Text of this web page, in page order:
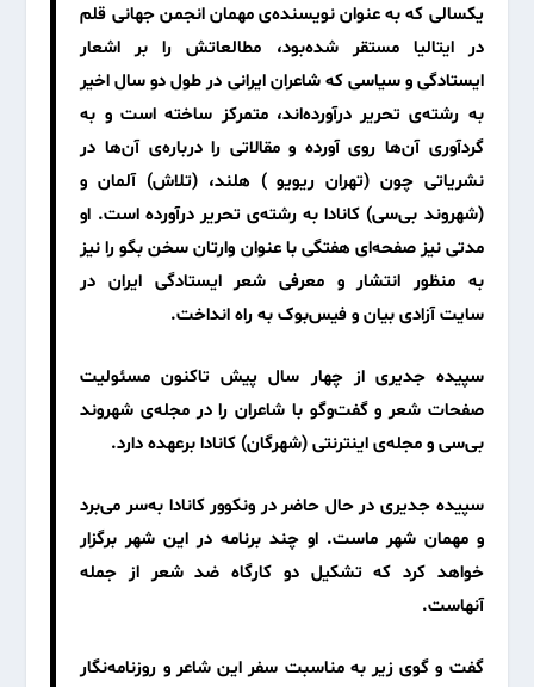
یکسالی که به عنوان نویسنده‌ی مهمان انجمن جهانی قلم
در ایتالیا مستقر شده‌بود، مطالعاتش را بر اشعار
ایستادگی و سیاسی‌ که شاعران ایرانی در طول دو سال اخیر
به رشته‌ی تحریر درآورده‌اند، متمرکز ساخته است و به
گردآوری آن‌ها روی آورده و مقالاتی را درباره‌ی آن‌ها در
نشریاتی چون (تهران ریویو) هلند، (تلاش) آلمان و
(شهروند بی‌سی) کانادا به رشته‌ی تحریر درآورده است. او
مدتی نیز صفحه‌ای هفتگی با عنوان وارتان سخن بگورا نیز
به منظور انتشار و معرفی شعر ایستادگی ایران در
سایتآزادی بیانوفیس‌بوکبه راه انداخت.
سپیده جدیری از چهار سال پیش تاکنون مسئولیت
صفحات شعر و گفت‌وگو با شاعران را در مجله‌ی شهروند
بی‌سیو مجله‌ی اینترنتی(شهرگان) کانادا برعهده دارد.
سپیده جدیری در حال حاضر در ونکوور کانادا به‌سر می‌برد
و مهمان شهر ماست. او چند برنامه در این شهر برگزار
خواهد کرد که تشکیل دو کارگاه ضد شعر از جمله
آنهاست.
گفت و گوی زیر به مناسبت سفر این شاعر و روزنامه‌نگار